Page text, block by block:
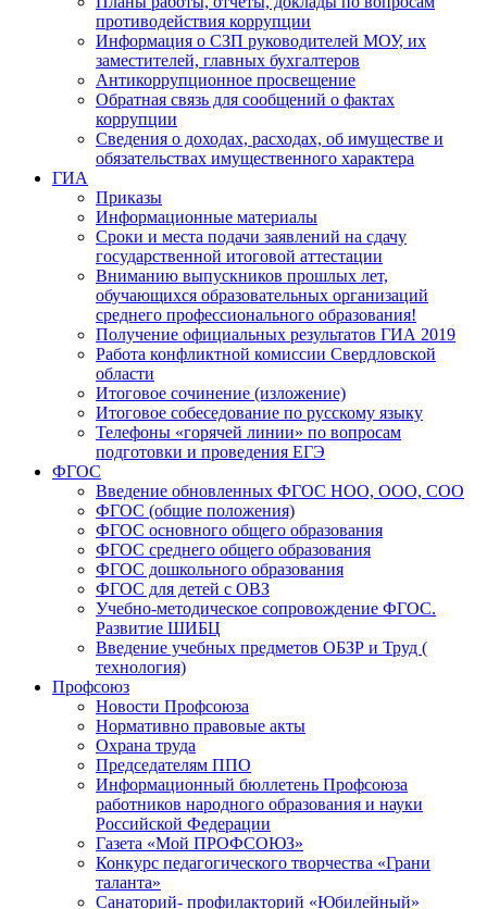
противодействия коррупции
Информация о СЗП руководителей МОУ, их
заместителей, главных бухгалтеров
Антикоррупционное просвещение
Обратная связь для сообщений о фактах
коррупции
Сведения о доходах, расходах, об имуществе и
обязательствах имущественного характера
ГИА
Приказы
Информационные материалы
Сроки и места подачи заявлений на сдачу
государственной итоговой аттестации
Вниманию выпускников прошлых лет,
обучающихся образовательных организаций
среднего профессионального образования!
Получение официальных результатов ГИА 2019
Работа конфликтной комиссии Свердловской
области
Итоговое сочинение (изложение)
Итоговое собеседование по русскому языку
Телефоны «горячей линии» по вопросам
подготовки и проведения ЕГЭ
ФГОС
Введение обновленных ФГОС НОО, ООО, СОО
ФГОС (общие положения)
ФГОС основного общего образования
ФГОС среднего общего образования
ФГОС дошкольного образования
ФГОС для детей с ОВЗ
Учебно-методическое сопровождение ФГОС.
Развитие ШИБЦ
Введение учебных предметов ОБЗР и Труд (
технология)
Профсоюз
Новости Профсоюза
Нормативно правовые акты
Охрана труда
Председателям ППО
Информационный бюллетень Профсоюза
работников народного образования и науки
Российской Федерации
Газета «Мой ПРОФСОЮЗ»
Конкурс педагогического творчества «Грани
таланта»
Санаторий- профилакторий «Юбилейный»